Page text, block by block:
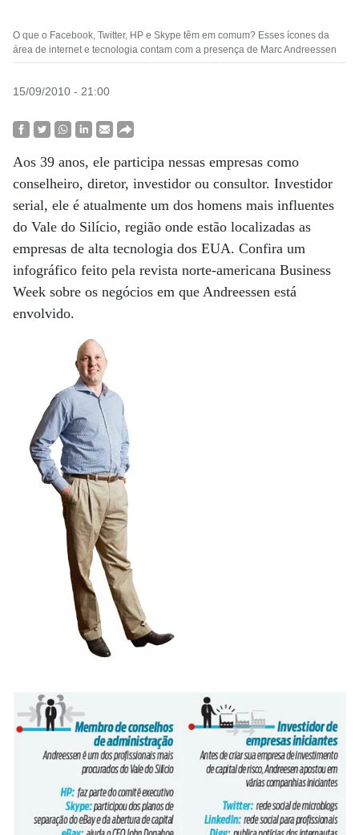
O que o Facebook, Twitter, HP e Skype têm em comum? Esses ícones da
área de internet e tecnologia contam com a presença de Marc Andreessen
15/09/2010 - 21:00
Aos 39 anos, ele participa nessas empresas como
conselheiro, diretor, investidor ou consultor. Investidor
serial, ele é atualmente um dos homens mais influentes
do Vale do Silício, região onde estão localizadas as
empresas de alta tecnologia dos EUA. Confira um
infográfico feito pela revista norte-americana Business
Week sobre os negócios em que Andreessen está
envolvido.